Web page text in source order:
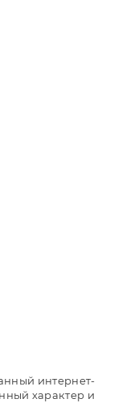
интернет-
характер и